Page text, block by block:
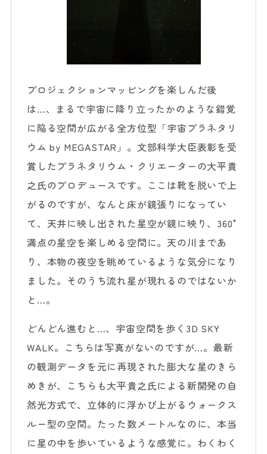
プロジェクションマッピングを楽しんだ後
は…、まるで宇宙に降り立ったかのような錯覚
に陥る空間が広がる全方位型「宇宙プラネタリ
ウム by MEGASTAR」。文部科学大臣表彰を受
賞したプラネタリウム・クリエーターの大平貴
之氏のプロデュースです。ここは靴を脱いで上
がるのですが、なんと床が鏡張りになってい
て、天井に映し出された星空が鏡に映り、360°
満点の星空を楽しめる空間に。天の川まであ
り、本物の夜空を眺めているような気分になり
ました。そのうち流れ星が現れるのではないか
と…。
どんどん進むと…、宇宙空間を歩く3D SKY
WALK。こちらは写真がないのですが…。最新
の観測データを元に再現された膨大な星のきら
めきが、こちらも大平貴之氏による新開発の自
然光方式で、立体的に浮かび上がるウォークス
ルー型の空間。たった数メートルなのに、本当
に星の中を歩いているような感覚に。わくわく